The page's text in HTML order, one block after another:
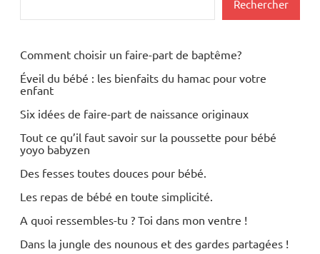
Cadeaux
Shopping
Rechercher
Comment choisir un faire-part de baptême?
Éveil du bébé : les bienfaits du hamac pour votre
enfant
Six idées de faire-part de naissance originaux
Tout ce qu’il faut savoir sur la poussette pour bébé
yoyo babyzen
Des fesses toutes douces pour bébé.
Les repas de bébé en toute simplicité.
A quoi ressembles-tu ? Toi dans mon ventre !
Dans la jungle des nounous et des gardes partagées !